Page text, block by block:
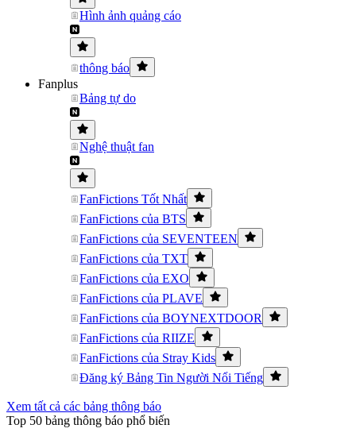
Hình ảnh quảng cáo
thông báo
Fanplus
Bảng tự do
Nghệ thuật fan
FanFictions Tốt Nhất
FanFictions của BTS
FanFictions của SEVENTEEN
FanFictions của TXT
FanFictions của EXO
FanFictions của PLAVE
FanFictions của BOYNEXTDOOR
FanFictions của RIIZE
FanFictions của Stray Kids
Đăng ký Bảng Tin Người Nổi Tiếng
Xem tất cả các bảng thông báo
Top 50 bảng thông báo phổ biến